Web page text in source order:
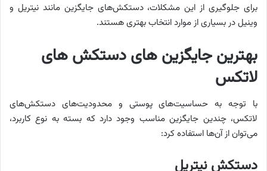
برای جلوگیری از این مشکلات، دستکش‌های جایگزین مانند نیتریل و
وینیل در بسیاری از موارد انتخاب بهتری هستند.
بهترین جایگزین های دستکش های
لاتکس
با توجه به حساسیت‌های پوستی و محدودیت‌های دستکش‌های
لاتکس، چندین جایگزین مناسب وجود دارد که بسته به نوع کاربرد،
می‌توان از آن‌ها استفاده کرد:
دستکش نیتریل